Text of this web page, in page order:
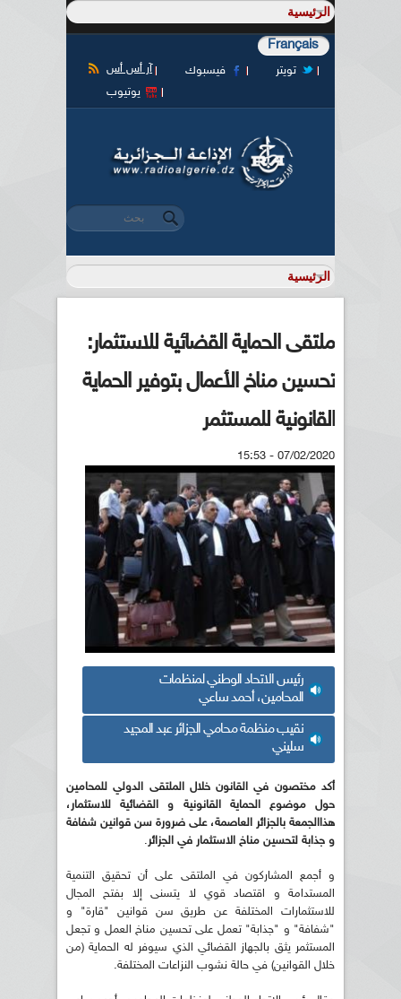
Français
آر أس أس فيسبوك
تويتر
يوتيوب
استمارة البحث
‏بحث ‏
ملتقى الحماية القضائية للاستثمار:
تحسين مناخ الأعمال بتوفير الحماية
القانونية للمستثمر
07/02/2020 - 15:53
رئيس الاتحاد الوطني لمنظمات
المحامين، أحمد ساعي
نقيب منظمة محامي الجزائر عبد المجيد
سليني
أكد مختصون في القانون خلال الملتقى الدولي للمحامين
حول موضوع الحماية القانونية و القضائية للاستثمار،
هذاالجمعة بالجزائر العاصمة، على ضرورة سن قوانين شفافة
و جذابة لتحسين مناخ الاستثمار في الجزائر.
و أجمع المشاركون في الملتقى على أن تحقيق التنمية
المستدامة و اقتصاد قوي لا يتسنى إلا بفتح المجال
للاستثمارات المختلفة عن طريق سن قوانين "قارة" و
"شفافة" و "جذابة" تعمل على تحسين مناخ العمل و تجعل
المستثمر يثق بالجهاز القضائي الذي سيوفر له الحماية (من
خلال القوانين) في حالة نشوب النزاعات المختلفة.